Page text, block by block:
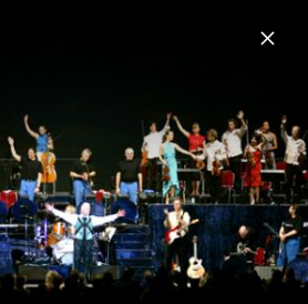
Menu
Musik Videos Fotos Biografie